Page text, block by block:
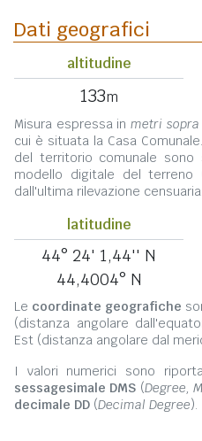
Dati geografici
altitudine
133m
Misura espressa in metri
cui è situata la Casa
del territorio comunale
modello digitale del terreno
dall'ultima rilevazione censuaria.
latitudine
44° 24' 1,44'' N
44,4004° N
Le coordinate geografiche
(distanza angolare
Est (distanza angolare dal
I valori numerici sono
sessagesimale DMS (Degree,
decimale DD (Decimal Degree).